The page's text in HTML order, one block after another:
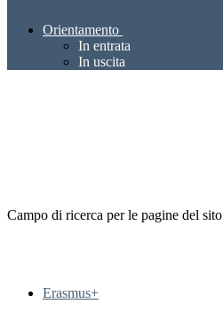
Orientamento
In entrata
In uscita
Campo di ricerca per le pagine del sito
Erasmus+